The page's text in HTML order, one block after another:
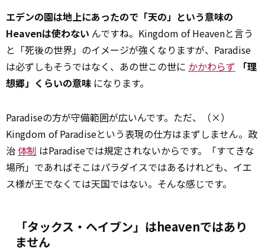
エデンの園は地上にあったので「天の」という意味の
Heavenは使わない んですね。Kingdom of Heavenと言う
と「死後の世界」のイメージが強くなりますが、Paradise
は必ずしもそうではなく、あの世この世に かかわらず
「理
想郷」くらいの意味 になります。
Paradiseの方が守備範囲が広いんです。ただ、（×）
Kingdom of Paradiseという表現の仕方はまずしません。政
治 体制 はParadiseでは規定されないからです。「すてきな
場所」であればそこはパラダイスではあるけれども、イエ
ス様が王でなくては天国ではない。そんな感じです。
「タックス・ヘイブン」はheavenではあり
ません